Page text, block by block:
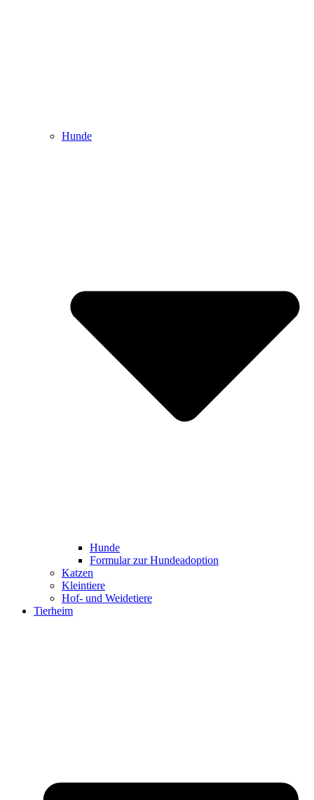
Hunde
Hunde
Formular zur Hundeadoption
Katzen
Kleintiere
Hof- und Weidetiere
Tierheim